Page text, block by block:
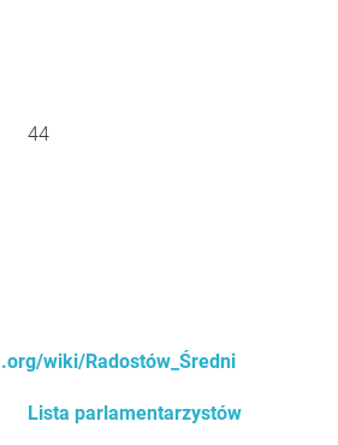
44
wiki/Radostów_Średni
Lista parlamentarzystów